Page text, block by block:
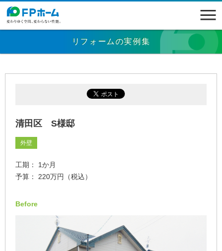
リフォームの実例集
清田区 S様邸
外壁
工期： 1か月
予算： 220万円（税込）
Before